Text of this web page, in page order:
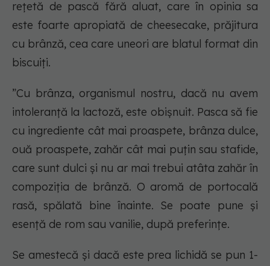
rețetă de pască fără aluat, care în opinia sa
este foarte apropiată de cheesecake, prăjitura
cu brânză, cea care uneori are blatul format din
biscuiți.
”Cu brânza, organismul nostru, dacă nu avem
intoleranță la lactoză, este obișnuit. Pasca să fie
cu ingrediente cât mai proaspete, brânza dulce,
ouă proaspete, zahăr cât mai puțin sau stafide,
care sunt dulci și nu ar mai trebui atâta zahăr în
compoziția de brânză. O aromă de portocală
rasă, spălată bine înainte. Se poate pune și
esență de rom sau vanilie, după preferințe.
Se amestecă și dacă este prea lichidă se pun 1-